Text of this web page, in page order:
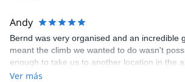
Andy
Bernd was very organised and an incredible
meant the climb we wanted to do wasn't
enough to take us to another location in the
impressive and challenging but far better
Ver más